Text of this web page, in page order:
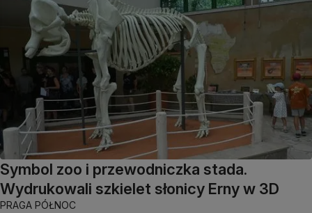
Symbol zoo i przewodniczka stada.
Wydrukowali szkielet słonicy Erny w 3D
PRAGA PÓŁNOC